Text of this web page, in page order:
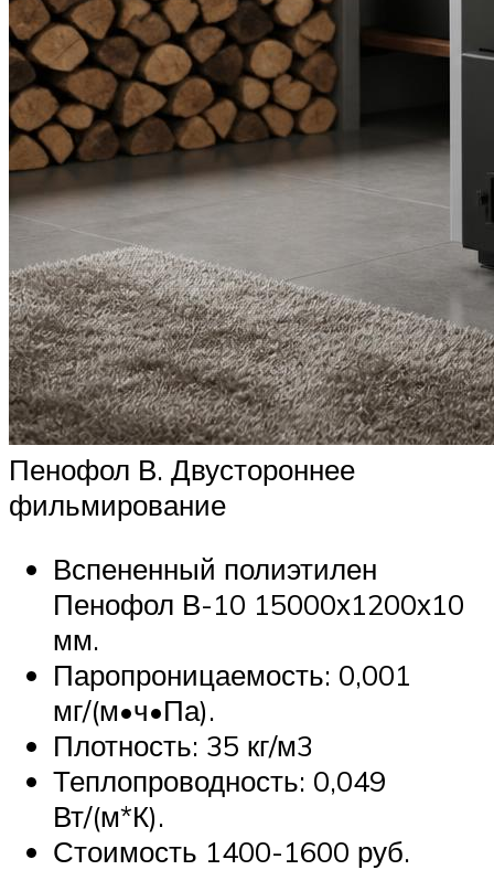
Пенофол В. Двустороннее
фильмирование
Вспененный полиэтилен
Пенофол В-10 15000х1200х10
мм.
Паропроницаемость: 0,001
мг/(м•ч•Па).
Плотность: 35 кг/м3
Теплопроводность: 0,049
Вт/(м*К).
Стоимость 1400-1600 руб.